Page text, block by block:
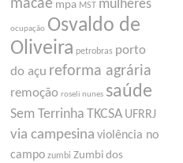
macaé mpa MST mulheres
ocupação Osvaldo de
Oliveira petrobras porto
do açu reforma agrária
remoção roseli nunes saúde
Sem Terrinha TKCSA UFRRJ
via campesina violência no
campo zumbi Zumbi dos